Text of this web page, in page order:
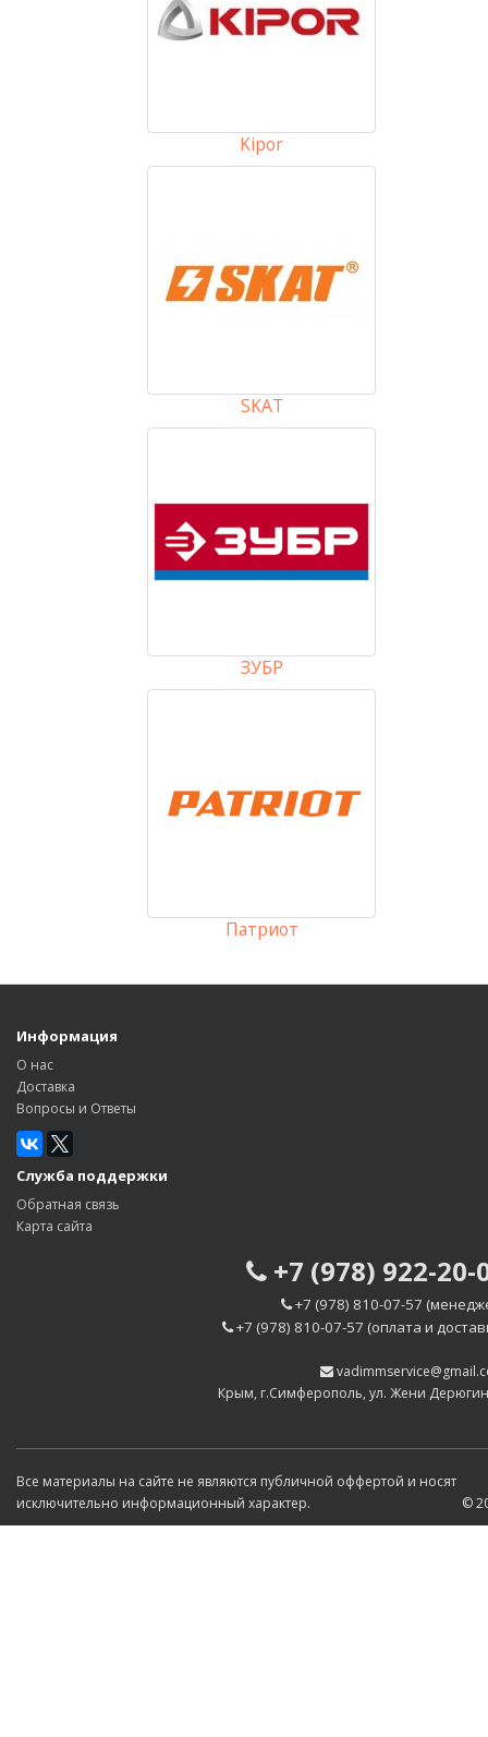
Kipor
SKAT
ЗУБР
Патриот
Информация
О нас
Доставка
Вопросы и Ответы
Служба поддержки
Обратная связь
Карта сайта
+7 (978) 922-20-
+7 (978) 810-07-57
+7 (978) 810-07-57 (оплата и
Крым, г.Симферополь, ул. Жени
Все материалы на сайте не являются публичной оффертой и носят
исключительно информационный характер.
©